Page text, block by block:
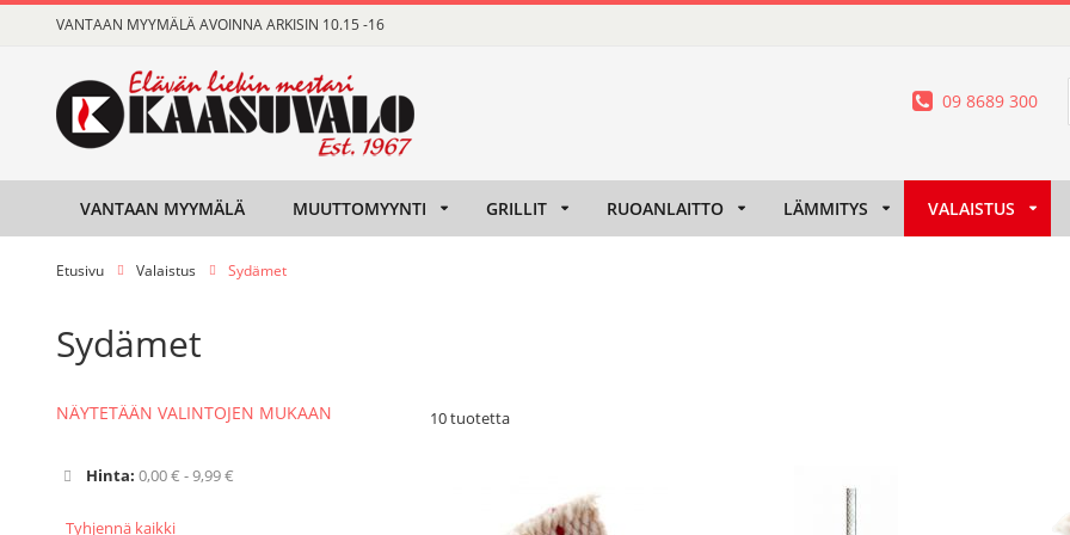
Skip
to
VANTAAN MYYMÄLÄ AVOINNA ARKISIN 10.15 -16
09 8689 300
VANTAAN MYYMÄLÄ MUUTTOMYYNTI GRILLIT RUOANLAITTO LÄMMITYS VALAISTUS
Etusivu Valaistus Sydämet
Sydämet
10tuotetta
NÄYTETÄÄN VALINTOJEN MUKAAN
Hinta 0,00 € - 9,99 €
Tyhjennä kaikki